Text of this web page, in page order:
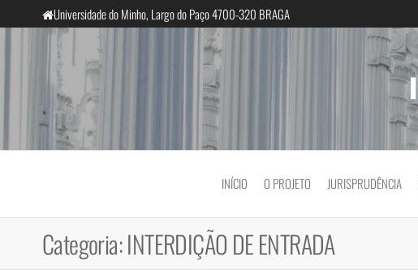
para
Universidade do Minho, Largo do Paço 4700-320 BRAGA
InclusiveCourts
INÍCIO O PROJETO JURISPRUDÊNCIA
Categoria:INTERDIÇÃO DE ENTRADA